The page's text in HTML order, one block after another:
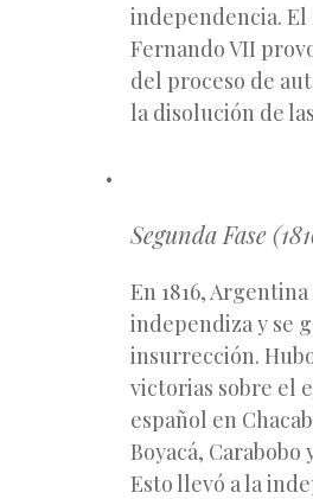
independencia.
Fernando VII
del proceso de
la disolución de
Segunda Fase
En 1816, Argentina
independiza y se
insurrección.
victorias sobre el
español en
Boyacá, Carabobo
Esto llevó a la